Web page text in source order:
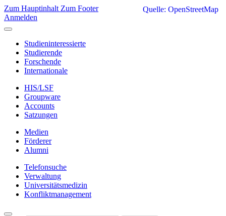
Zum Hauptinhalt Zum Footer
Anmelden
Studieninteressierte
Studierende
Forschende
Internationale
HIS/LSF
Groupware
Accounts
Satzungen
Medien
Förderer
Alumni
Telefonsuche
Verwaltung
Universitätsmedizin
Konfliktmanagement
Quelle: OpenStreetMap